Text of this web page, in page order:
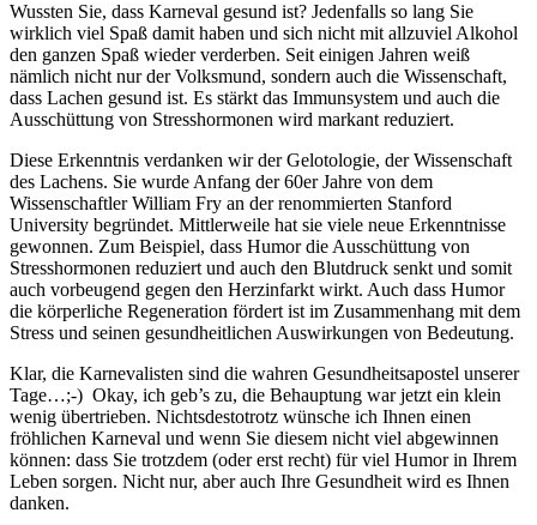
Wussten Sie, dass Karneval gesund ist? Jedenfalls so lang Sie
wirklich viel Spaß damit haben und sich nicht mit allzuviel Alkohol
den ganzen Spaß wieder verderben. Seit einigen Jahren weiß
nämlich nicht nur der Volksmund, sondern auch die Wissenschaft,
dass Lachen gesund ist. Es stärkt das Immunsystem und auch die
Ausschüttung von Stresshormonen wird markant reduziert.
Diese Erkenntnis verdanken wir der Gelotologie, der Wissenschaft
des Lachens. Sie wurde Anfang der 60er Jahre von dem
Wissenschaftler William Fry an der renommierten Stanford
University begründet. Mittlerweile hat sie viele neue Erkenntnisse
gewonnen. Zum Beispiel, dass Humor die Ausschüttung von
Stresshormonen reduziert und auch den Blutdruck senkt und somit
auch vorbeugend gegen den Herzinfarkt wirkt. Auch dass Humor
die körperliche Regeneration fördert ist im Zusammenhang mit dem
Stress und seinen gesundheitlichen Auswirkungen von Bedeutung.
Klar, die Karnevalisten sind die wahren Gesundheitsapostel unserer
Tage…;-) Okay, ich geb’s zu, die Behauptung war jetzt ein klein
wenig übertrieben. Nichtsdestotrotz wünsche ich Ihnen einen
fröhlichen Karneval und wenn Sie diesem nicht viel abgewinnen
können: dass Sie trotzdem (oder erst recht) für viel Humor in Ihrem
Leben sorgen. Nicht nur, aber auch Ihre Gesundheit wird es Ihnen
danken.